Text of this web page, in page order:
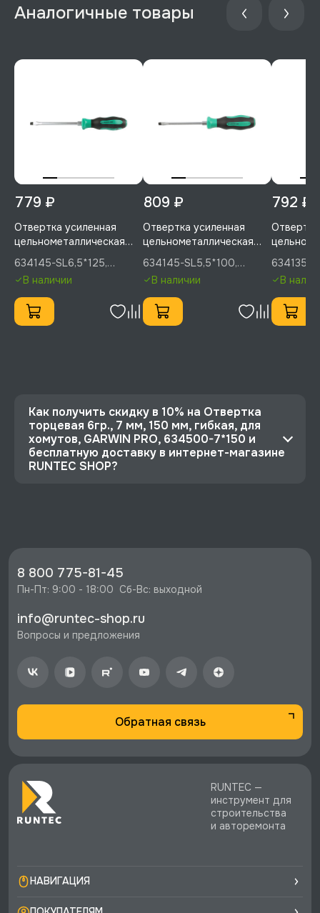
779 ₽
Отвертка усиленная
цельнометаллическая
SL6.5, 125 мм, GARWIN
PRO, 634145-SL6,5*125
634145-SL6,5*125,
GARWIN PRO
В наличии
809 ₽
Отвертка усиленная
цельнометаллическая
SL5.5, 100 мм, GARWIN
PRO, 634145-SL5,5*100
634145-SL5,5*100,
GARWIN PRO
В наличии
792 ₽
PH2, 100
PRO,
634135-
PRO
В
Как получить скидку в 10% на Отвертка
торцевая 6гр., 7 мм, 150 мм, гибкая, для
хомутов, GARWIN PRO, 634500-7*150 и
бесплатную доставку в интернет-магазине
RUNTEC SHOP?
7*150 со скидкой - 684 руб.
⚡️ Бесплатная доставка в Москве, Санкт-
стоимости заказа.
8 800 775-81-45
Пн-Пт: 9:00 - 18:00  Сб-Вс: выходной
info@runtec-shop.ru
Вопросы и предложения
Обратная связь
RUNTEC —
инструмент для
строительства
и авторемонта
НАВИГАЦИЯ